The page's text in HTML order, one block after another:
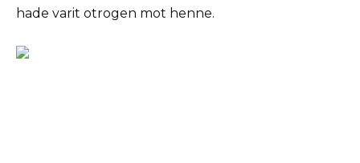
hade varit otrogen mot henne.